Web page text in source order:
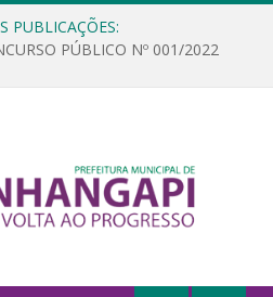
PUBLICAÇÕES:
PÚBLICO Nº 001/2022